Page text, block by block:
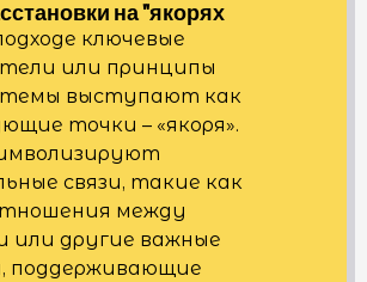
на "якорях
ключевые
или принципы
выступают как
точки – «якоря».
связи, такие как
между
или другие важные
поддерживающие